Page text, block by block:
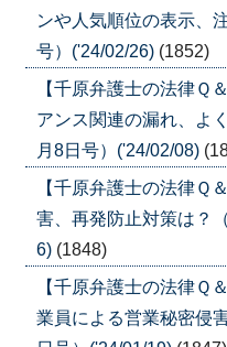
ンや人気順位の表示、
号）('24/02/26) (1852)
【千原弁護士の法律
アンス関連の漏れ、よ
月8日号）('24/02/08)
【千原弁護士の法律
害、再発防止対策は？
6) (1848)
【千原弁護士の法律
業員による営業秘密侵